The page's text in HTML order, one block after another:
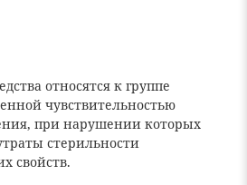
относятся к группе
чувствительностью
при нарушении которых
стерильности
свойств.